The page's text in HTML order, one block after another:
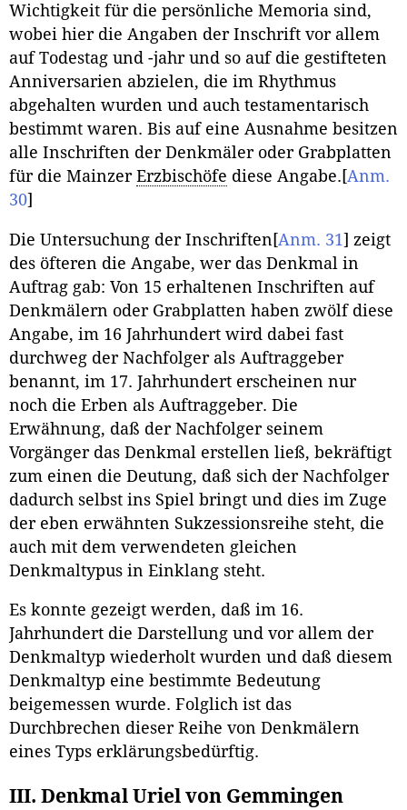
Wichtigkeit für die persönliche Memoria sind,
wobei hier die Angaben der Inschrift vor allem
auf Todestag und -jahr und so auf die gestifteten
Anniversarien abzielen, die im Rhythmus
abgehalten wurden und auch testamentarisch
bestimmt waren. Bis auf eine Ausnahme besitzen
alle Inschriften der Denkmäler oder Grabplatten
für die Mainzer Erzbischöfe diese Angabe. [Anm.
30]
Die Untersuchung der Inschriften [Anm. 31] zeigt
des öfteren die Angabe, wer das Denkmal in
Auftrag gab: Von 15 erhaltenen Inschriften auf
Denkmälern oder Grabplatten haben zwölf diese
Angabe, im 16 Jahrhundert wird dabei fast
durchweg der Nachfolger als Auftraggeber
benannt, im 17. Jahrhundert erscheinen nur
noch die Erben als Auftraggeber. Die
Erwähnung, daß der Nachfolger seinem
Vorgänger das Denkmal erstellen ließ, bekräftigt
zum einen die Deutung, daß sich der Nachfolger
dadurch selbst ins Spiel bringt und dies im Zuge
der eben erwähnten Sukzessionsreihe steht, die
auch mit dem verwendeten gleichen
Denkmaltypus in Einklang steht.
Es konnte gezeigt werden, daß im 16.
Jahrhundert die Darstellung und vor allem der
Denkmaltyp wiederholt wurden und daß diesem
Denkmaltyp eine bestimmte Bedeutung
beigemessen wurde. Folglich ist das
Durchbrechen dieser Reihe von Denkmälern
eines Typs erklärungsbedürftig.
III. Denkmal Uriel von Gemmingen